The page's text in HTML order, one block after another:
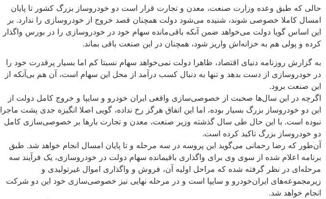
حالی که طبق وعده وزارت صنعت، معدن و تجارت قرار است دو خودروساز بزرگ کشور تا پایان
امسال کاملا خصوصی شوند، شنیده می‌شود دولت همچنان قصد خروج از خودروسازی را ندارد. بر
این اساس گویا دولت می‌خواهد ضمن آنکه باقی‌مانده سهام خود در خودروسازی را در بورس واگذار
کرده و پولی هم به خزانه‌اش واریز شود، همچنان در این صنعت باقی بماند.
به گزارش روزنامه دنیای اقتصاد، ظاهرا دولت نمی‌خواهد سهام نسبتا کم اما بسیار پرقدرت خود را
در خودروسازی از دست بدهد و تنها به دنبال کسب درآمد از محل این سهام است، آن هم بی‌آنکه از
این صنعت برود.
اگرچه در این سال‌ها صحبت از خصوصی‌سازی واقعی ایران خودرو و سایپا و خروج کامل دولت از
این دو خودروساز بزرگ بسیار بوده، اما این اتفاق هرگز رخ نداده، گویی اصلا انگیزه جدی پشت ماجرا
نبوده است. با این حال طی سال گذشته وزیر صنعت، معدن و تجارت بارها بر خصوصی‌سازی کامل
دو خودروساز بزرگ تاکید کرده است.
آن‌طور که رضا رحمانی می‌گوید این پروسه در سه مرحله و تا پایان امسال انجام خواهد شد. طبق
برنامه اعلام شده از سوی وی برای واگذاری باقیمانده سهام دولت در خودروسازی، یک فرآیند سه
مرحله‌ای در نظر گرفته شده که مراحل اولیه آن، فروش و واگذاری اموال غیر‌تولیدی و
زیرمجموعه‌های ایران‌خودرو و سایپا است و در مرحله نهایی نیز خصوصی‌سازی خود این دو شرکت
انجام خواهد شد.